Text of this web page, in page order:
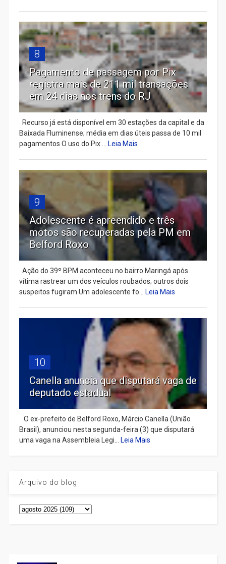
8
Pagamento de passagem por Pix
registra mais de 211 mil transações
em 24 dias nos trens do RJ
Recurso já está disponível em 30 estações da capital e da
Baixada Fluminense; média em dias úteis passa de 10 mil
pagamentos O uso do Pix ...
Leia Mais
9
Adolescente é apreendido e três
motos são recuperadas pela PM em
Belford Roxo
Ação do 39º BPM aconteceu no bairro Maringá após
vítima rastrear um dos veículos roubados; outros dois
suspeitos fugiram Um adolescente fo...
Leia Mais
10
Canella anuncia que disputará vaga de
deputado estadual
​ O ex-prefeito de Belford Roxo, Márcio Canella (União
Brasil), anunciou nesta segunda-feira (3) que disputará
uma vaga na Assembleia Legi...
Leia Mais
Arquivo do blog